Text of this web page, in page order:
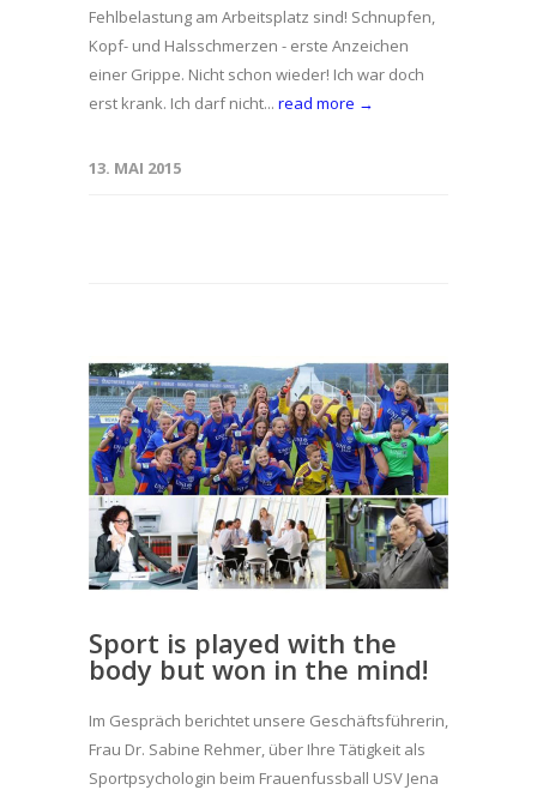
Fehlbelastung am Arbeitsplatz sind! Schnupfen,
Kopf- und Halsschmerzen - erste Anzeichen
einer Grippe. Nicht schon wieder! Ich war doch
erst krank. Ich darf nicht... read more →
13. MAI 2015
Sport is played with the
body but won in the mind!
Im Gespräch berichtet unsere Geschäftsführerin,
Frau Dr. Sabine Rehmer, über Ihre Tätigkeit als
Sportpsychologin beim Frauenfussball USV Jena